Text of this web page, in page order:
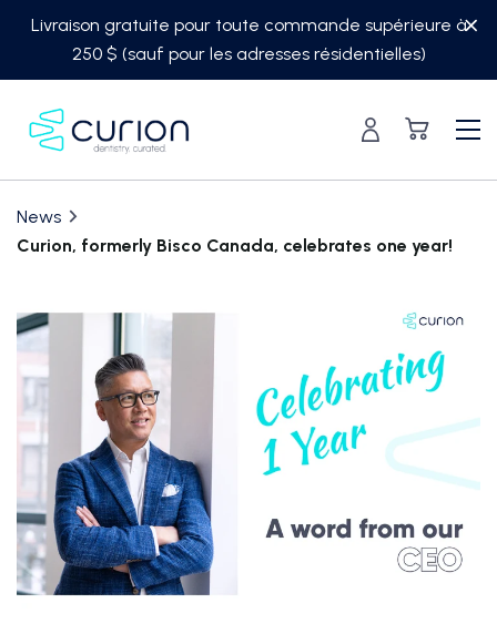
Livraison gratuite pour toute commande supérieure à
250 $ (sauf pour les adresses résidentielles)
News
Curion, formerly Bisco Canada, celebrates one year!